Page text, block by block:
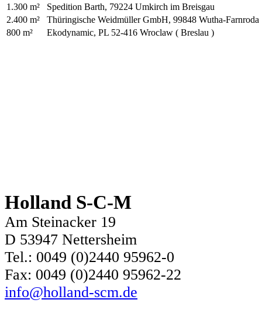
1.300 m²
Spedition Barth, 79224 Umkirch im Breisgau
2.400 m²
Thüringische Weidmüller GmbH, 99848 Wutha-Farnroda
800 m²
Ekodynamic, PL 52-416 Wroclaw ( Breslau )
Holland S-C-M
Am Steinacker 19
D 53947 Nettersheim
Tel.: 0049 (0)2440 95962-0
Fax: 0049 (0)2440 95962-22
info@holland-scm.de